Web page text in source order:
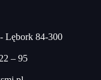
Lębork 84-300
– 95